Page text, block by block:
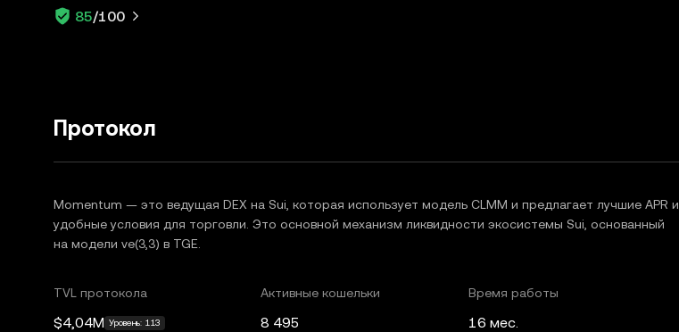
85/100
Протокол
Momentum — это ведущая DEX на Sui, которая использует модель CLMM и предлагает лучшие APR и
удобные условия для торговли. Это основной механизм ликвидности экосистемы Sui, основанный
на модели ve(3,3) в TGE.
TVL протокола
$4,04M Уровень: 113
Активные кошельки
8 495
Время работы
16 мес.